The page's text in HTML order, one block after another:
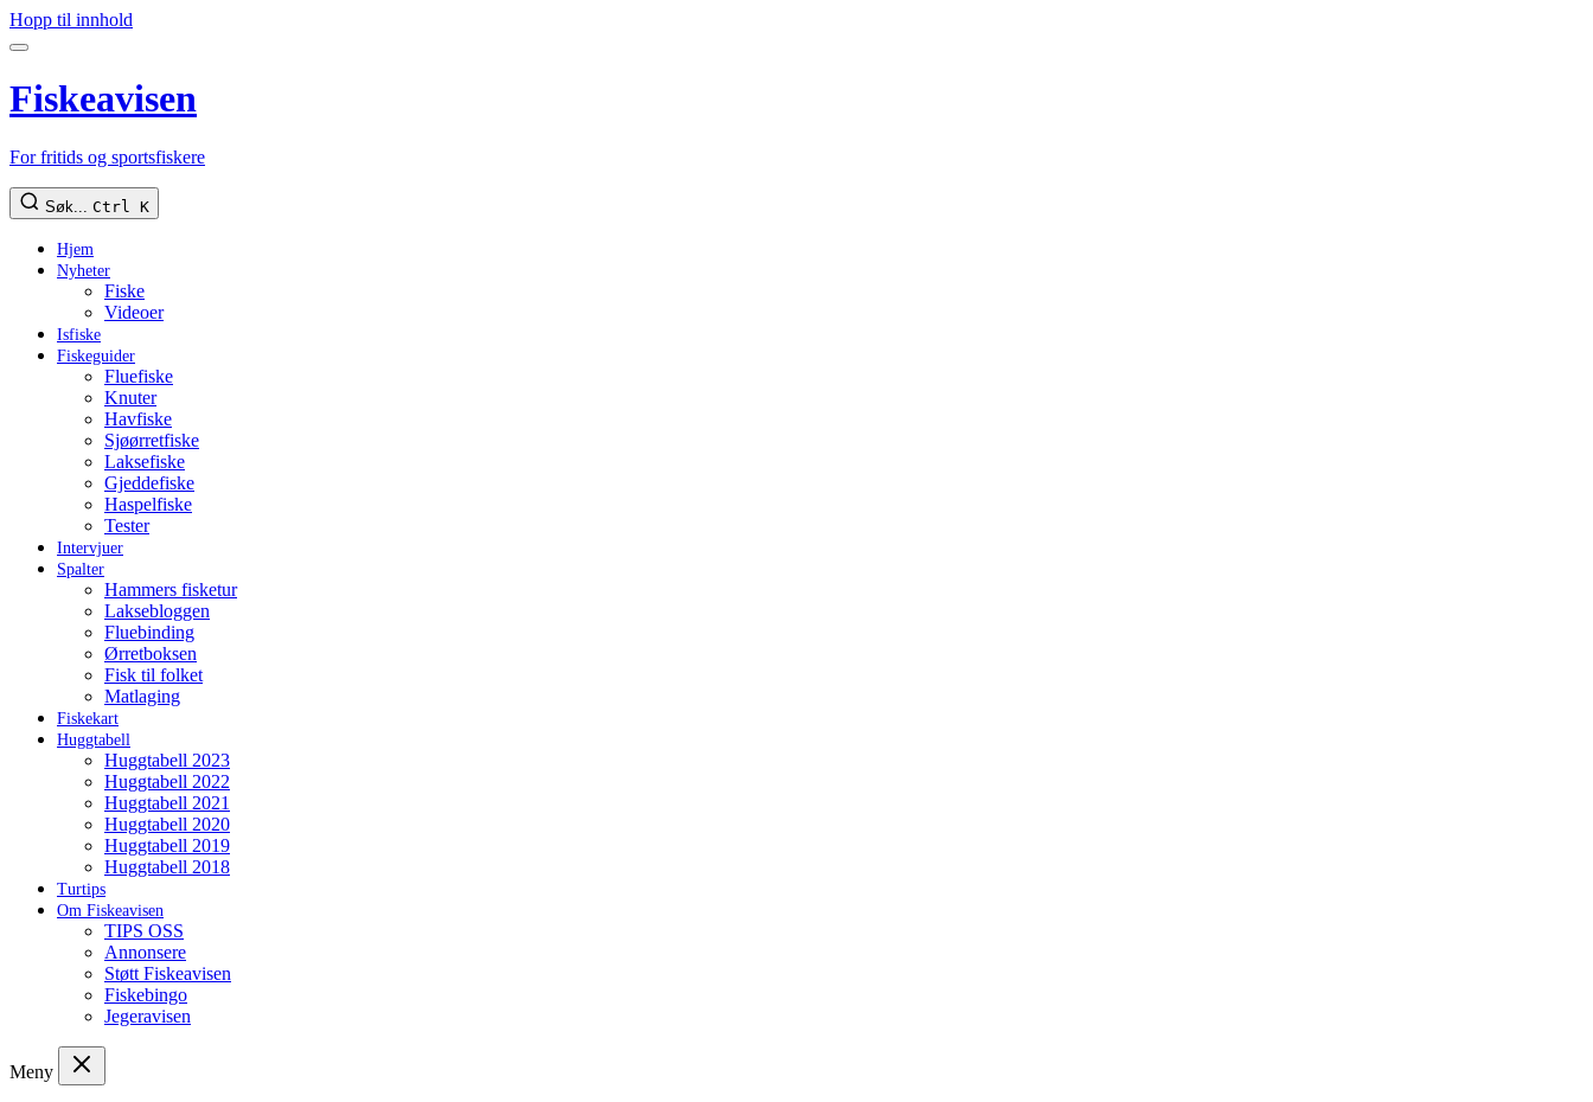
Hopp til innhold
Fiskeavisen
For fritids og sportsfiskere
Søk... Ctrl K
Hjem
Nyheter
Fiske
Videoer
Isfiske
Fiskeguider
Fluefiske
Knuter
Havfiske
Sjøørretfiske
Laksefiske
Gjeddefiske
Haspelfiske
Tester
Intervjuer
Spalter
Hammers fisketur
Laksebloggen
Fluebinding
Ørretboksen
Fisk til folket
Matlaging
Fiskekart
Huggtabell
Huggtabell 2023
Huggtabell 2022
Huggtabell 2021
Huggtabell 2020
Huggtabell 2019
Huggtabell 2018
Turtips
Om Fiskeavisen
TIPS OSS
Annonsere
Støtt Fiskeavisen
Fiskebingo
Jegeravisen
Meny